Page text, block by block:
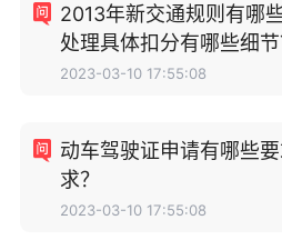
2013年新交通规则有哪
处理具体扣分有哪些细节
2023-03-10 17:55:08
动车驾驶证申请有哪些
求？
2023-03-10 17:55:08